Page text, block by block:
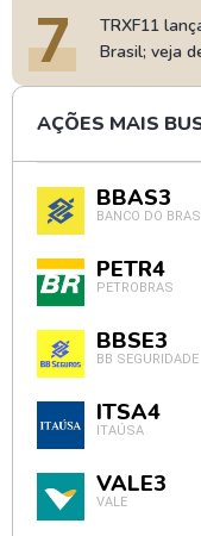
7
TRXF11
Brasil; veja
AÇÕES MAIS
BBAS3
BANCO DO
PETR4
PETROBRAS
BBSE3
BB SEGURIDADE
ITSA4
ITAÚSA
VALE3
VALE